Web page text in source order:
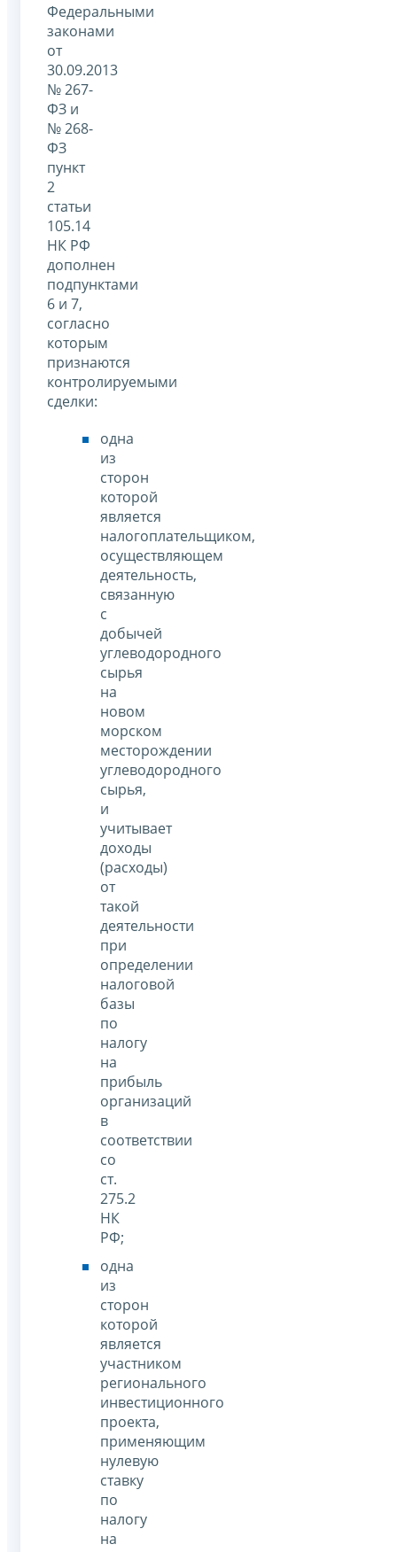
Федеральными
законами
от
30.09.2013
№ 267-
ФЗ и
№ 268-
ФЗ
пункт
2
статьи
105.14
НК РФ
дополнен
подпунктами
6 и 7,
согласно
которым
признаются
контролируемыми
сделки:
одна
из
сторон
которой
является
налогоплательщиком,
осуществляющем
деятельность,
связанную
с
добычей
углеводородного
сырья
на
новом
морском
месторождении
углеводородного
сырья,
и
учитывает
доходы
(расходы)
от
такой
деятельности
при
определении
налоговой
базы
по
налогу
на
прибыль
организаций
в
соответствии
со
ст.
275.2
НК
РФ;
одна
из
сторон
которой
является
участником
регионального
инвестиционного
проекта,
применяющим
нулевую
ставку
по
налогу
на